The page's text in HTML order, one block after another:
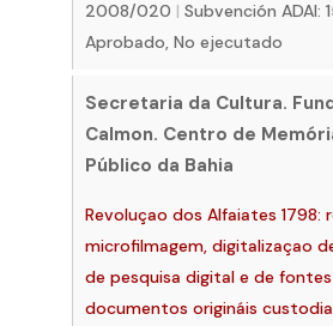
2008/020 | Subvención ADAI:
Aprobado, No ejecutado
Secretaria da Cultura.
Calmon. Centro de
Público da Bahia
Revoluçao dos Alfaiates 1798:
microfilmagem, digitalizaçao
de pesquisa digital e de
documentos origináis